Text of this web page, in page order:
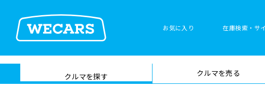
お気に入り 在庫検索・サ
在庫検索
サイト内検
索
クルマを探す クルマを売る